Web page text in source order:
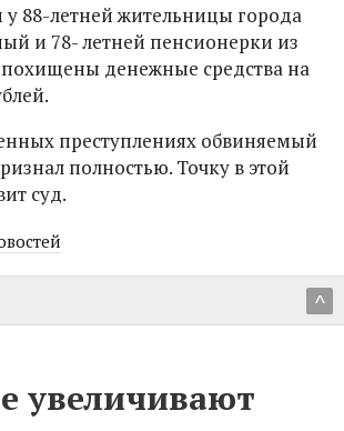
88-летней жительницы города
и 78- летней пенсионерки из
денежные средства на
преступлениях обвиняемый
полностью. Точку в этой
суд.
^
увеличивают